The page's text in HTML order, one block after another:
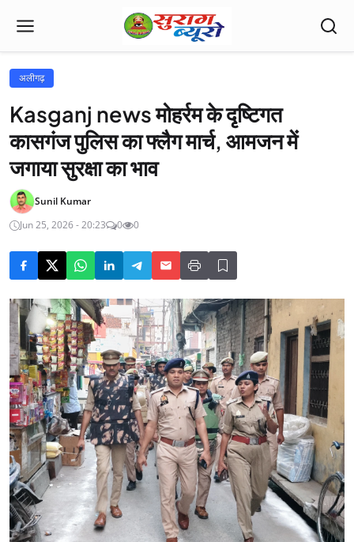
अलीगढ़
Kasganj news मोहर्रम के दृष्टिगत
कासगंज पुलिस का फ्लैग मार्च, आमजन में
जगाया सुरक्षा का भाव
Sunil Kumar
Jun 25, 2026 - 20:23
0 0